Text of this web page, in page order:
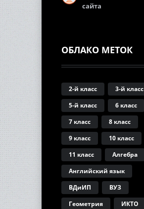
сайта
ОБЛАКО МЕТОК
2-й класс
3-й класс
5-й класс
6 класс
7 класс
8 класс
9 класс
10 класс
11 класс
Алгебра
Английский язык
ВДиИП
ВУЗ
Геометрия
ИКТО